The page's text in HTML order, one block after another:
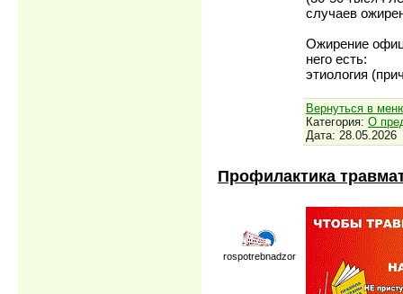
случаев
Ожирение
него есть:
этиология
Вернуться в
Категория: О
Дата: 28.05.2026
Профилактика
rospotrebnadzor